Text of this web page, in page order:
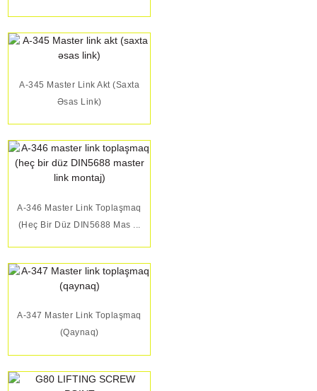
A-345 Master Link Akt (saxta
Əsas Link)
A-346 Master Link Toplaşmaq
(heç Bir Düz DIN5688 Mas ...
A-347 Master Link Toplaşmaq
(qaynaq)